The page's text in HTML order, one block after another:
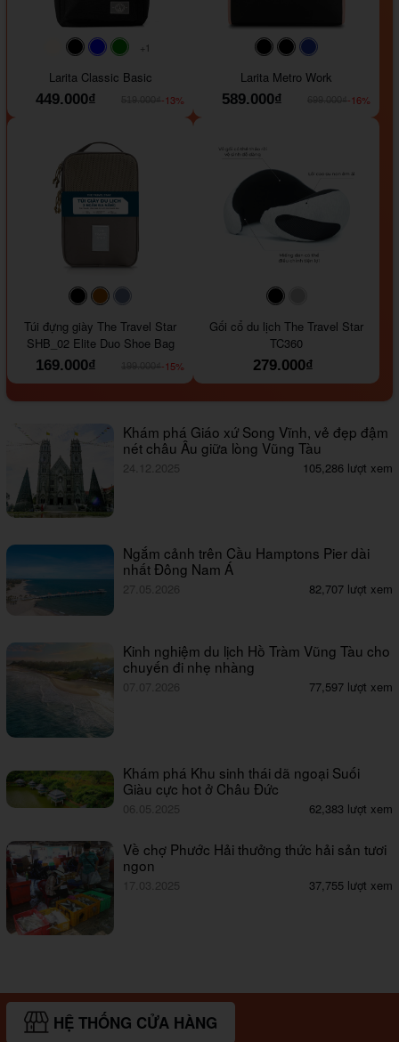
#faf0e6#000000#0000FF
+1
Larita Classic Basic
449.000₫
-13%
#000000#000000
Larita Metro Work
589.000₫
-16%
#000000#964B00
Túi đựng giày The Travel Star
SHB_02 Elite Duo Shoe Bag
169.000₫
-15%
Gối cổ du lịch The Travel Star
TC360
279.000₫
Khám phá Giáo xứ Song Vĩnh, vẻ đẹp đậm
nét châu Âu giữa lòng Vũng Tàu
24.12.2025 105,286 lượt xem
Ngắm cảnh trên Cầu Hamptons Pier dài
nhất Đông Nam Á
27.05.2026 82,707 lượt xem
Kinh nghiệm du lịch Hồ Tràm Vũng Tàu cho
chuyến đi nhẹ nhàng
07.07.2026 77,597 lượt xem
Khám phá Khu sinh thái dã ngoại Suối
Giàu cực hot ở Châu Đức
06.05.2025 62,383 lượt xem
Về chợ Phước Hải thưởng thức hải sản tươi
ngon
17.03.2025 37,755 lượt xem
HỆ THỐNG CỬA HÀNG